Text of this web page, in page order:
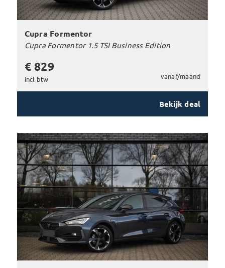
Cupra Formentor
Cupra Formentor 1.5 TSI Business Edition
€ 829
incl btw vanaf/maand
Bekijk deal